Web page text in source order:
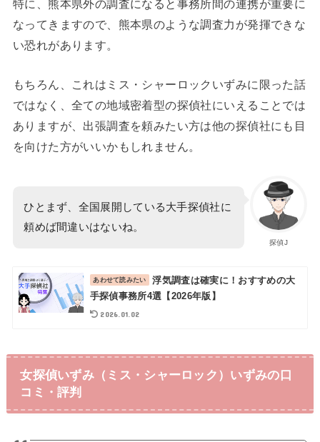
特に、熊本県外の調査になると事務所間の連携が重要に
なってきますので、熊本県のような調査力が発揮できな
い恐れがあります。
もちろん、これはミス・シャーロックいずみに限った話
ではなく、全ての地域密着型の探偵社にいえることでは
ありますが、出張調査を頼みたい方は他の探偵社にも目
を向けた方がいいかもしれません。
探偵J
ひとまず、全国展開している大手探偵社に
頼めば間違いはないね。
浮気調査は確実に！おすすめの大
手探偵事務所4選【2026年版】
2026.01.02
女探偵いずみ（ミス・シャーロック）いずみの口
コミ・評判